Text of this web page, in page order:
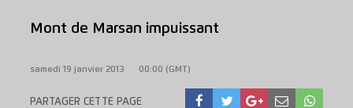
Mont de Marsan impuissant
samedi 19 janvier 2013 00:00 (GMT)
PARTAGER CETTE PAGE